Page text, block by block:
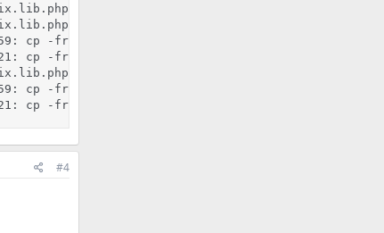
Line 284: cp -fr /etc/postfix/
Line 289: WARNING: could not postmap
-fr /etc/apache2/vhosts/Vhosts_ispconfig.conf /
cp -fr /etc/proftpd_ispconfig.conf /etc/
Line 289: WARNING: could not postmap
-fr /etc/apache2/vhosts/Vhosts_ispconfig.conf /
cp -fr /etc/proftpd_ispconfig.conf /etc/
#4